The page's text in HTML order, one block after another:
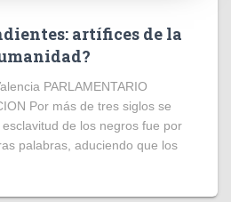
artífices de la
PARLAMENTARIO
Por más de tres siglos se
de los negros fue por
palabras, aduciendo que los